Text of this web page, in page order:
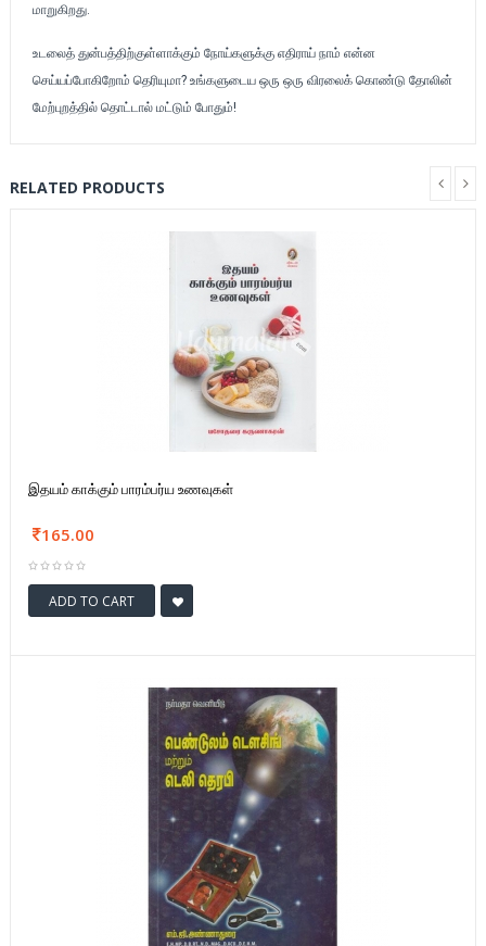
மாறுகிறது.
உடலைத் துன்பத்திற்குள்ளாக்கும் நோய்களுக்கு எதிராய் நாம் என்ன
செய்யப்போகிறோம் தெரியுமா? உங்களுடைய ஒரு ஒரு விரலைக் கொண்டு தோலின்
மேற்புறத்தில் தொட்டால் மட்டும் போதும்!
RELATED PRODUCTS
இதயம் காக்கும் பாரம்பர்ய உணவுகள்
165.00
ADD TO CART